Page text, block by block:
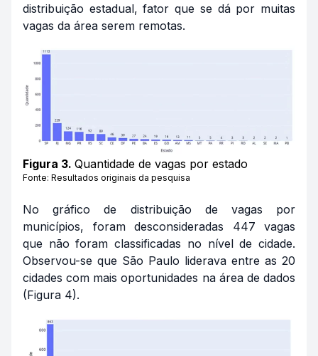
distribuição estadual, fator que se dá por muitas
vagas da área serem remotas.
Figura 3. Quantidade de vagas por estado
Fonte: Resultados originais da pesquisa
No gráfico de distribuição de vagas por
municípios, foram desconsideradas 447 vagas
que não foram classificadas no nível de cidade.
Observou-se que São Paulo liderava entre as 20
cidades com mais oportunidades na área de dados
(Figura 4).